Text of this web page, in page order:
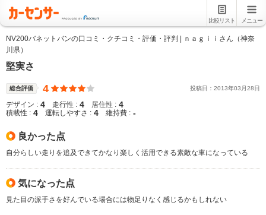
比較リスト メニュー
NV200バネットバンの口コミ・クチコミ・評価・評判 | ｎａｇｉｉさん（神奈
川県）
堅実さ
総合評価 4 投稿日： 2013年03 月28日
デザイン : 4 走行性 : 4 居住性 : 4
積載性 : 4 運転しやすさ : 4 維持費 : -
良かった点
自分らしい走りを追及できてかなり楽しく活用できる素敵な車になっている
気になった点
見た目の派手さを好んでいる場合には物足りなく感じるかもしれない